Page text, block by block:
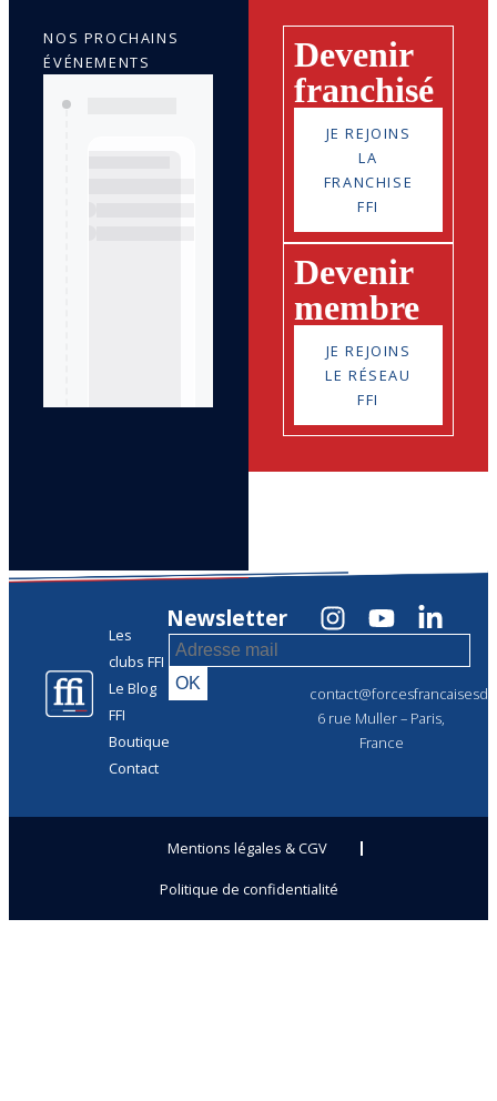
Devenir
franchisé
JE REJOINS
LA
FRANCHISE
FFI
Devenir
membre
JE REJOINS
LE RÉSEAU
FFI
NOS PROCHAINS
ÉVÉNEMENTS
Les
clubs FFI
Le Blog
FFI
Boutique
Contact
6 rue Muller – Paris,
France
Newsletter
Mentions légales & CGV
Politique de confidentialité